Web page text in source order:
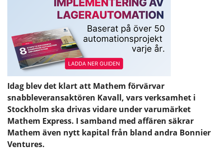
Idag blev det klart att Mathem förvärvar
snabbleveransaktören Kavall, vars verksamhet i
Stockholm ska drivas vidare under varumärket
Mathem Express. I samband med affären säkrar
Mathem även nytt kapital från bland andra Bonnier
Ventures.